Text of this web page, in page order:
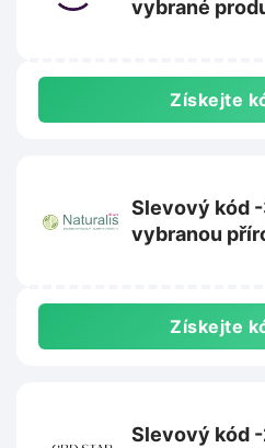
vybrané
Získejte
Slevový kód
vybranou
Získejte
Slevový kód